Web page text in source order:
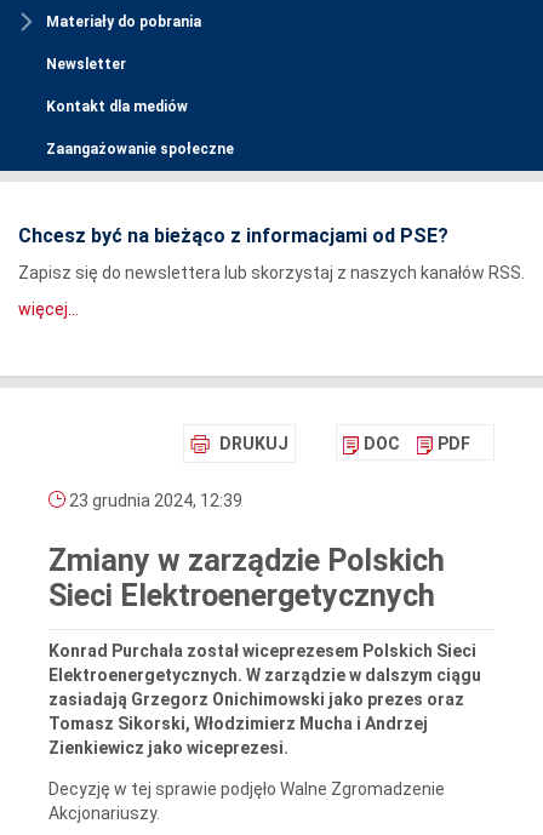
Materiały do pobrania
Newsletter
Kontakt dla mediów
Zaangażowanie społeczne
Chcesz być na bieżąco z informacjami od PSE?
Zapisz się do newslettera lub skorzystaj z naszych kanałów RSS.
więcej...
DRUKUJ DOC PDF
23 grudnia 2024, 12:39
Zmiany w zarządzie Polskich
Sieci Elektroenergetycznych
Konrad Purchała został wiceprezesem Polskich Sieci
Elektroenergetycznych. W zarządzie w dalszym ciągu
zasiadają Grzegorz Onichimowski jako prezes oraz
Tomasz Sikorski, Włodzimierz Mucha i Andrzej
Zienkiewicz jako wiceprezesi.
Decyzję w tej sprawie podjęło Walne Zgromadzenie
Akcjonariuszy.